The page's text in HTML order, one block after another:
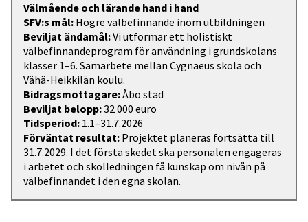
Välmående och lärande hand i hand
SFV:s mål: Högre välbefinnande inom utbildningen
Beviljat ändamål:Vi utformar ett holistiskt
välbefinnandeprogram för användning i grundskolans
klasser 1–6. Samarbete mellan Cygnaeus skola och
Vähä-Heikkilän koulu.
Bidragsmottagare:Åbo stad
Beviljat belopp:32 000 euro
Tidsperiod: 1.1–31.7.2026
Förväntat resultat: Projektet planeras fortsätta till
31.7.2029. I det första skedet ska personalen engageras
i arbetet och skolledningen få kunskap om nivån på
välbefinnandet i den egna skolan.